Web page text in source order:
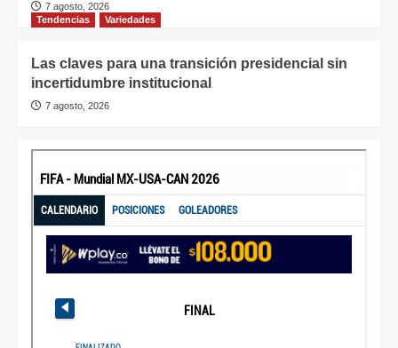
7 agosto, 2026
Tendencias
Variedades
Las claves para una transición presidencial sin
incertidumbre institucional
7 agosto, 2026